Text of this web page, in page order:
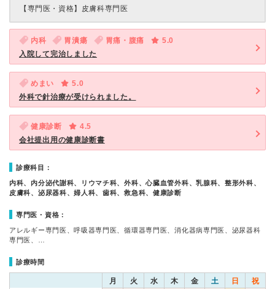
【専門医・資格】 皮膚科専門医
内科 胃潰瘍 胃痛・腹痛
5.0
入院して完治しました
めまい
5.0
外科で針治療が受けられました。
健康診断
4.5
会社提出用の健康診断書
診療科目：
内科、内分泌代謝科、リウマチ科、外科、心臓血管外科、乳腺科、整形外科、
皮膚科、泌尿器科、婦人科、歯科、救急科、健康診断
専門医・資格：
アレルギー専門医、呼吸器専門医、循環器専門医、消化器病専門医、泌尿器科
専門医、…
診療時間
月 火 水 木 金 土 日 祝